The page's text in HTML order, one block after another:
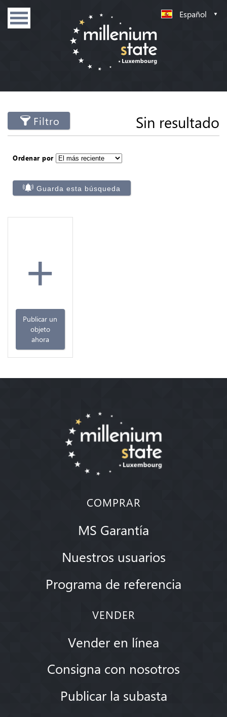
Español
Filtro Sin resultado
Ordenar por
Guarda esta búsqueda
+
Publicar un
objeto
ahora
COMPRAR
MS Garantía
Nuestros usuarios
Programa de referencia
VENDER
Vender en línea
Consigna con nosotros
Publicar la subasta